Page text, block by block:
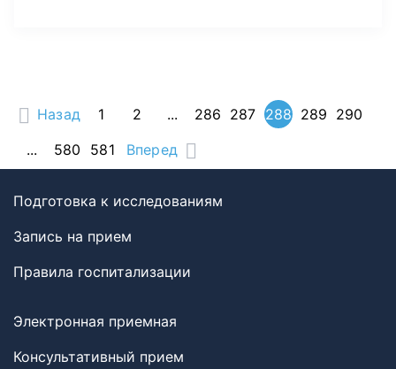
Назад 1 2 ... 286 287 288 289 290
...
580 581 Вперед
Подготовка к исследованиям
Запись на прием
Правила госпитализации
Электронная приемная
Консультативный прием